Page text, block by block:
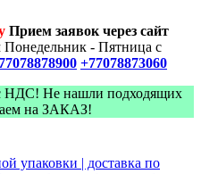
Прием заявок через сайт
Понедельник - Пятница с
+77078873060
НДС! Не нашли подходящих
на ЗАКАЗ!